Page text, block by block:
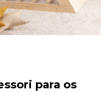
para os